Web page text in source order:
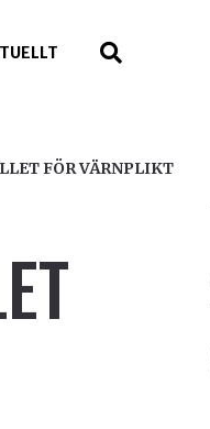
FÖR VÄRNPLIKT